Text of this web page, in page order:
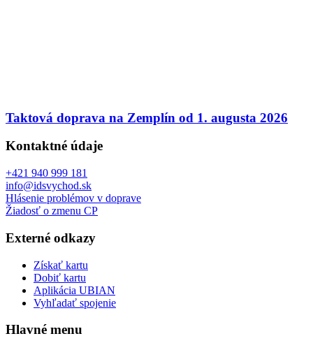
Taktová doprava na Zemplín od 1. augusta 2026
Kontaktné údaje
+421 940 999 181
info@idsvychod.sk
Hlásenie problémov v doprave
Žiadosť o zmenu CP
Externé odkazy
Získať kartu
Dobiť kartu
Aplikácia UBIAN
Vyhľadať spojenie
Hlavné menu